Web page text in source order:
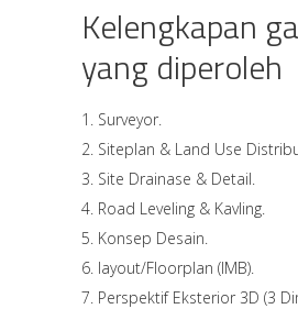
Kelengkapan
yang diperoleh
Surveyor.
Siteplan & Land Use
Site Drainase & Detail.
Road Leveling & Kavling.
Konsep Desain.
layout/Floorplan (IMB).
Perspektif Eksterior 3D (3